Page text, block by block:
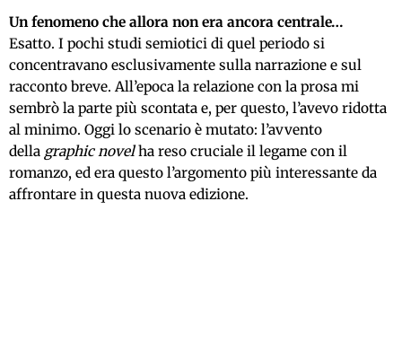
Un fenomeno che allora non era ancora centrale…
Esatto. I pochi studi semiotici di quel periodo si
concentravano esclusivamente sulla narrazione e sul
racconto breve. All’epoca la relazione con la prosa mi
sembrò la parte più scontata e, per questo, l’avevo ridotta
al minimo. Oggi lo scenario è mutato: l’avvento
della graphic novelha reso cruciale il legame con il
romanzo, ed era questo l’argomento più interessante da
affrontare in questa nuova edizione.